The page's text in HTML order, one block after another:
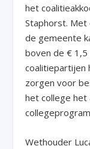
het
Staphorst. Met
de gemeente
boven de €
coalitiepartijen
zorgen voor
het college het
Wethouder